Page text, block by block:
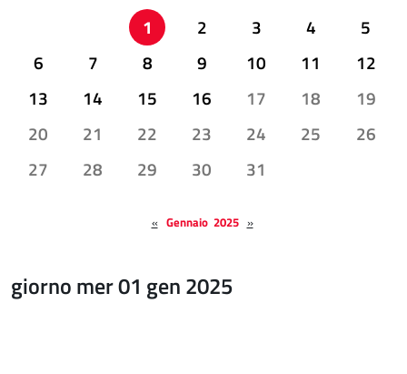
1 2 3 4
5
6
7 8 9 10 11
12
13
14 15 16 17 18
19
20
21 22 23 24 25
26
27
28 29 30 31
« Gennaio 2025 »
giorno mer 01 gen 2025